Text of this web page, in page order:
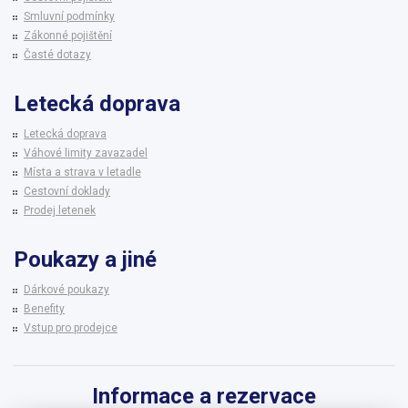
Smluvní podmínky
Zákonné pojištění
Časté dotazy
Letecká doprava
Letecká doprava
Váhové limity zavazadel
Místa a strava v letadle
Cestovní doklady
Prodej letenek
Poukazy a jiné
Dárkové poukazy
Benefity
Vstup pro prodejce
Informace a rezervace